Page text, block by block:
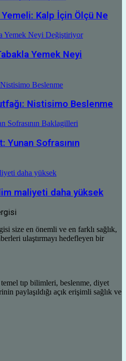
Kalp İçin Ölçü Ne
Yemek Neyi Değiştiriyor
Yemek Neyi
Beslenme
Nistisimo Beslenme
Sofrasının Baklagilleri
Yunan Sofrasının
daha yüksek
maliyeti daha yüksek
size en önemli ve en farklı sağlık,
ulaştırmayı hedefleyen bir
tıp bilimleri, beslenme, diyet
paylaşıldığı açık erişimli sağlık ve